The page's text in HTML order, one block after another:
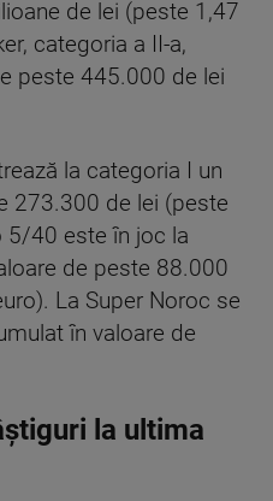
de lei (peste 1,47
categoria a II-a,
peste 445.000 de lei
la categoria I un
273.300 de lei (peste
5/40 este în joc la
de peste 88.000
La Super Noroc se
în valoare de
la ultima